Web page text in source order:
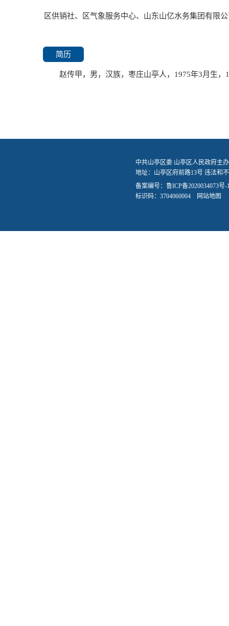
区供销社、区气象服务中心、山东山亿水务集团有限
简历
赵传甲，男，汉族，枣庄山亭人，1975年3月生
中共山亭区委 山亭区人民政府主
地址：山亭区府前路13号 违法和
备案编号： 鲁ICP备2020034073号-
标识码：3704060004 网站地图